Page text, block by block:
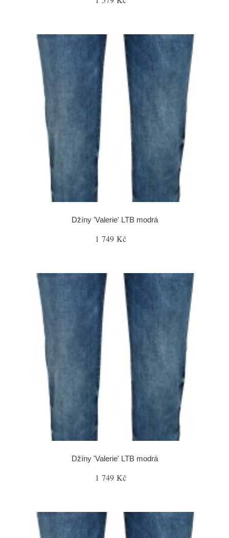
Džíny 'Valerie' LTB modrá
1 749 Kč
Džíny 'Valerie' LTB modrá
1 749 Kč